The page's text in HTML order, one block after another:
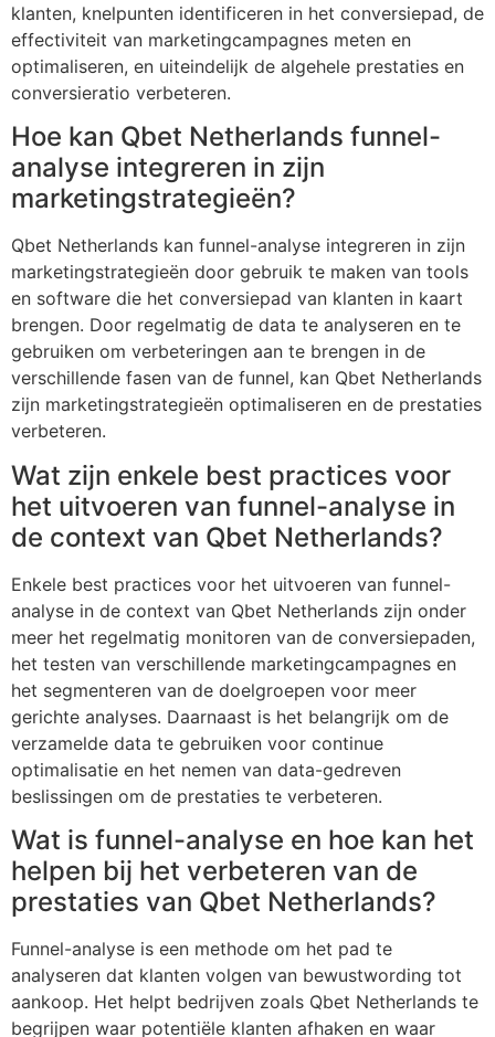
klanten, knelpunten identificeren in het conversiepad, de
effectiviteit van marketingcampagnes meten en
optimaliseren, en uiteindelijk de algehele prestaties en
conversieratio verbeteren.
Hoe kan Qbet Netherlands funnel-
analyse integreren in zijn
marketingstrategieën?
Qbet Netherlands kan funnel-analyse integreren in zijn
marketingstrategieën door gebruik te maken van tools
en software die het conversiepad van klanten in kaart
brengen. Door regelmatig de data te analyseren en te
gebruiken om verbeteringen aan te brengen in de
verschillende fasen van de funnel, kan Qbet Netherlands
zijn marketingstrategieën optimaliseren en de prestaties
verbeteren.
Wat zijn enkele best practices voor
het uitvoeren van funnel-analyse in
de context van Qbet Netherlands?
Enkele best practices voor het uitvoeren van funnel-
analyse in de context van Qbet Netherlands zijn onder
meer het regelmatig monitoren van de conversiepaden,
het testen van verschillende marketingcampagnes en
het segmenteren van de doelgroepen voor meer
gerichte analyses. Daarnaast is het belangrijk om de
verzamelde data te gebruiken voor continue
optimalisatie en het nemen van data-gedreven
beslissingen om de prestaties te verbeteren.
Wat is funnel-analyse en hoe kan het
helpen bij het verbeteren van de
prestaties van Qbet Netherlands?
Funnel-analyse is een methode om het pad te
analyseren dat klanten volgen van bewustwording tot
aankoop. Het helpt bedrijven zoals Qbet Netherlands te
begrijpen waar potentiële klanten afhaken en waar